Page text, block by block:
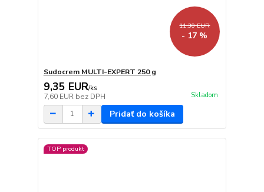
11,30 EUR
- 17 %
Sudocrem MULTI-EXPERT 250 g
9,35 EUR/ks
7,60 EUR bez DPH Skladom
Pridať do košíka
TOP produkt